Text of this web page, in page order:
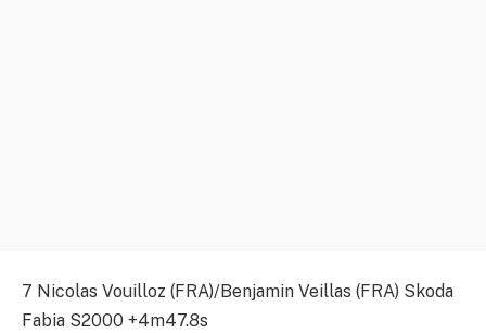
7 Nicolas Vouilloz (FRA)/Benjamin Veillas (FRA) Skoda
Fabia S2000 +4m47.8s